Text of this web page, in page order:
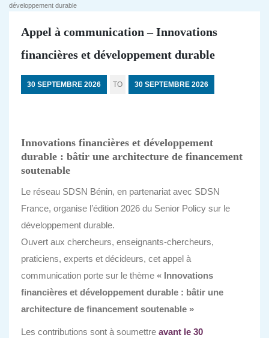
développement durable
Appel à communication – Innovations
financières et développement durable
30 SEPTEMBRE 2026 TO 30 SEPTEMBRE 2026
Innovations financières et développement
durable : bâtir une architecture de financement
soutenable
Le réseau SDSN Bénin, en partenariat avec SDSN
France, organise l’édition 2026 du Senior Policy sur le
développement durable.
Ouvert aux chercheurs, enseignants-chercheurs,
praticiens, experts et décideurs, cet appel à
communication porte sur le thème « Innovations
financières et développement durable : bâtir une
architecture de financement soutenable »
Les contributions sont à soumettre avant le 30